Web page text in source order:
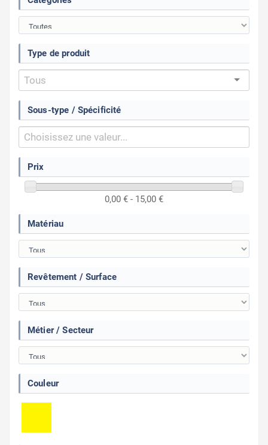
Type de produit
Sous-type / Spécificité
Prix
0,00 € - 15,00 €
Matériau
Revêtement / Surface
Métier / Secteur
Couleur